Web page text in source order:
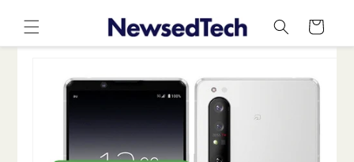
ンツに
進む
ー
ト
キップ